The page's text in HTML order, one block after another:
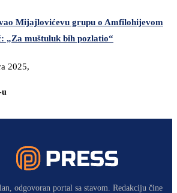
Mijajlovićevu grupu o Amfilohijevom
„Za muštuluk bih pozlatio“
2025,
u
odgovoran portal sa stavom. Redakciju čine